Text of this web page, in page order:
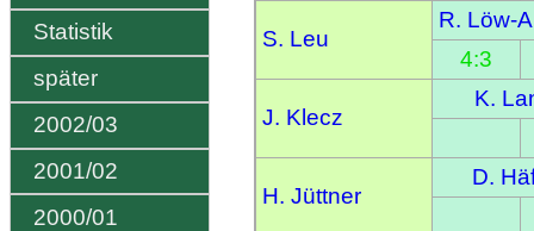
Statistik
später
2002/03
2001/02
2000/01
S. Leu
R. Löw-
4:3
J. Klecz
K.
H. Jüttner
D.